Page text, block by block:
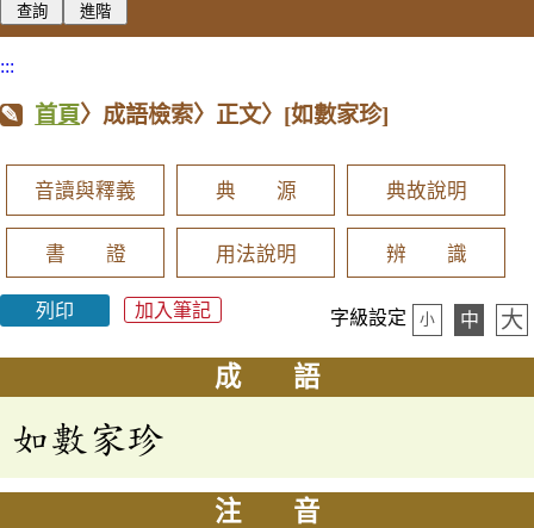
:::
首頁〉成語檢索〉正文〉 [如數家珍]
音讀與釋義 典 源 典故說明
書 證 用法說明 辨 識
列印 加入筆記 字級設定 小 中 大
成 語
如數家珍
注 音